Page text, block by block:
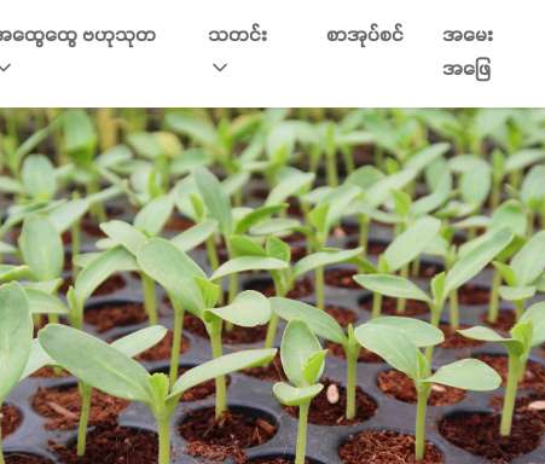
ထွေထွေ ဗဟုသုတ သတင်း စာအုပ်စင်
အမေး
အဖြေ